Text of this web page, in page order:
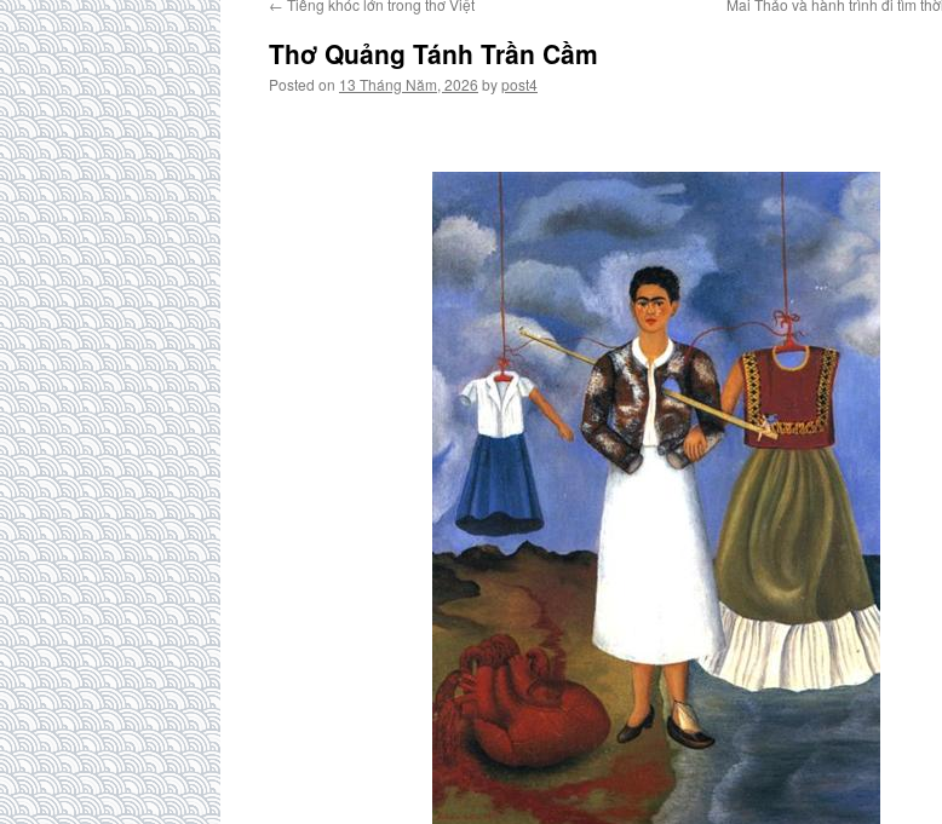
← Tiếng khóc lớn trong thơ Việt Mai Thảo và hành trình đi tìm
Thơ Quảng Tánh Trần Cầm
Posted on 13 Tháng Năm, 2026 bypost4